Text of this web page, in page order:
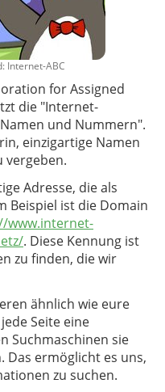
Internet-ABC
for Assigned
die "Internet-
und Nummern".
einzigartige Namen
vergeben.
Adresse, die als
Beispiel ist die Domain
www.internet-
. Diese Kennung ist
zu finden, die wir
ähnlich wie eure
Seite eine
Suchmaschinen sie
ermöglicht es uns,
zu suchen.